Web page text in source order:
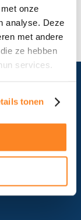
onze
analyse. Deze
met andere
ze hebben
services.
tonen